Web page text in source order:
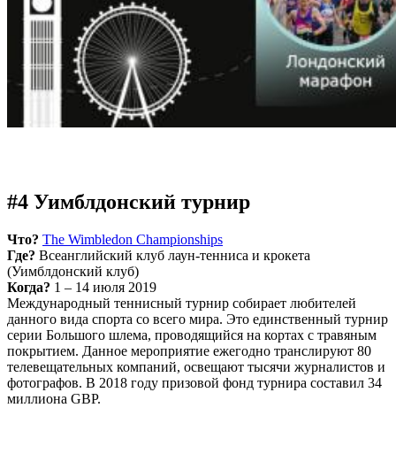
#4 Уимблдонский турнир
Что? The Wimbledon Championships
Где? Всеанглийский клуб лаун-тенниса и крокета
(Уимблдонский клуб)
Когда? 1 – 14 июля 2019
Международный теннисный турнир собирает любителей
данного вида спорта со всего мира. Это единственный турнир
серии Большого шлема, проводящийся на кортах с травяным
покрытием. Данное мероприятие ежегодно транслируют 80
телевещательных компаний, освещают тысячи журналистов и
фотографов. В 2018 году призовой фонд турнира составил 34
миллиона GBP.